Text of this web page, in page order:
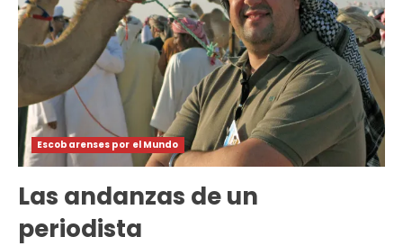
Escobarenses por el Mundo
Las andanzas de un
periodista